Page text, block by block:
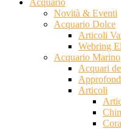
Acquario
Novità & Eventi
Acquario Dolce
Articoli
Webring
Acquario Marino
Acquari
Articoli